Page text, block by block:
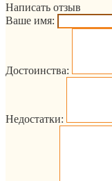
Написать отзыв
Ваше имя:
Достоинства:
Недостатки: